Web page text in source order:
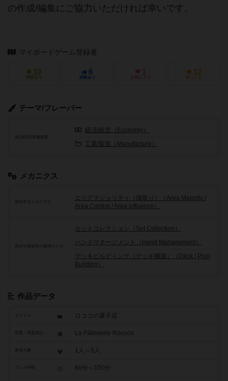
の作成/編集にご協力いただければ幸いです。
マイボードゲーム登録者
10
興味あり
6
経験あり
1
お気に入り
12
持ってる
テーマ/フレーバー
政治経済/各種産業
経済/経営（Economy）
工業/製造（Manufacture）
メカニクス
頻出するメカニクス
エリアマジョリティ（陣取り）（Area Majority /
Area Control / Area influence）
セットコレクション（Set Collection）
ハンドマネージメント（Hand Management）
デッキビルディング（デッキ構築）（Deck / Pool
Building）
作品データ
タイトル ロココの菓子店
La Pâtisserie Rococo
参加人数 1人～5人
60分～150分